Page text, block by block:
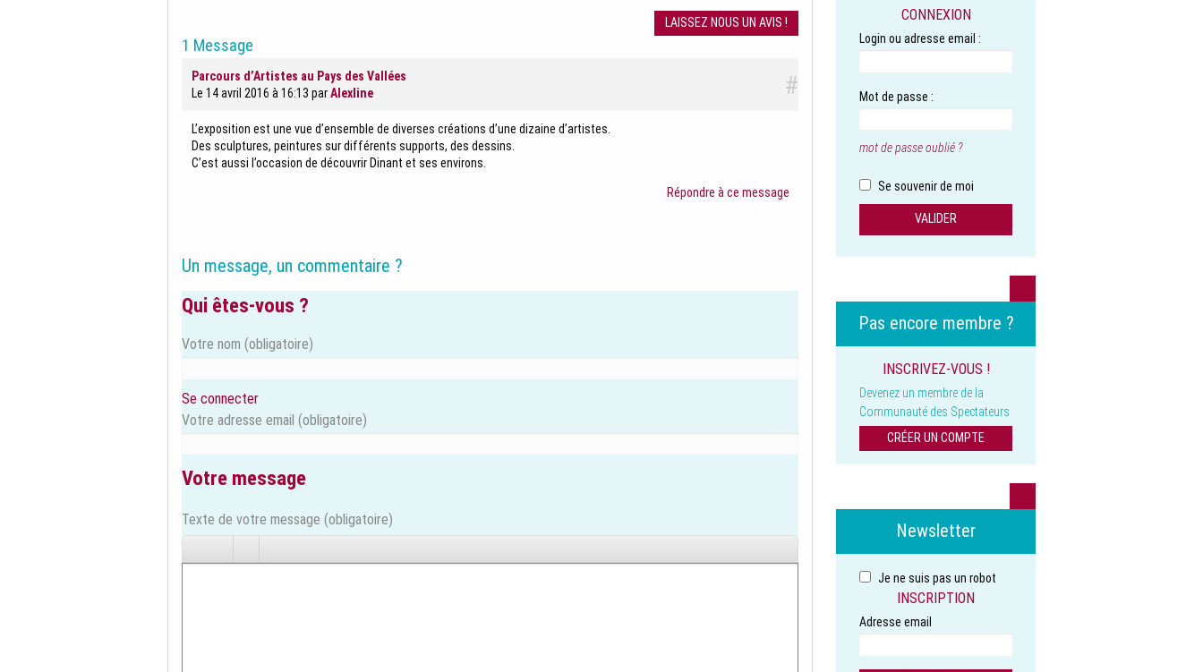
LAISSEZ NOUS UN AVIS !
1 Message
#
Parcours d’Artistes au Pays des Vallées
Le 14 avril 2016 à 16:13 parAlexline
L’exposition est une vue d’ensemble de diverses créations d’une dizaine d’artistes.
Des sculptures, peintures sur différents supports, des dessins.
C’est aussi l’occasion de découvrir Dinant et ses environs.
Répondre à ce message
Un message, un commentaire ?
Qui êtes-vous ?
Votre nom (obligatoire)
Se connecter
Votre adresse email (obligatoire)
Votre message
Texte de votre message (obligatoire)
CONNEXION
Login ou adresse email :
Mot de passe :
mot de passe oublié ?
Se souvenir de moi
Pas encore membre ?
INSCRIVEZ-VOUS !
Devenez un membre de la
Communauté des Spectateurs
CRÉER UN COMPTE
Newsletter
Je ne suis pas un robot
INSCRIPTION
Adresse email